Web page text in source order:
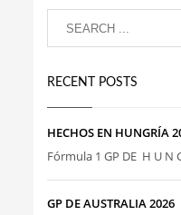
RECENT POSTS
HECHOS EN HUNGRÍA
Fórmula 1 GP DE H U N
GP DE AUSTRALIA 2026